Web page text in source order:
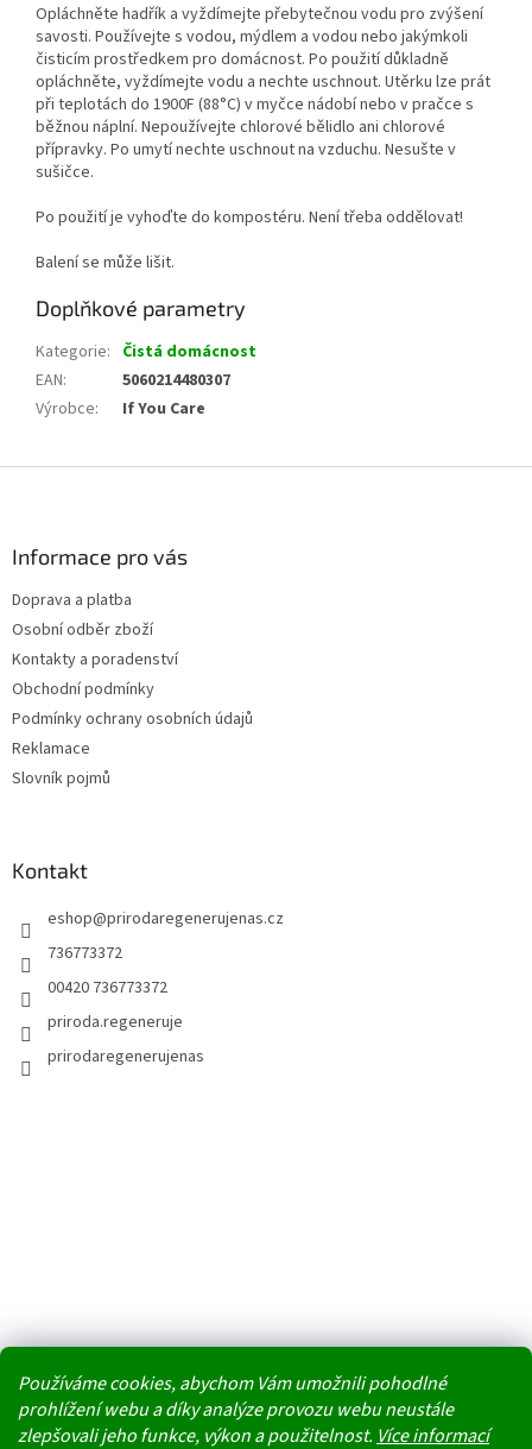
Používáme cookies, abychom Vám umožnili pohodlné
prohlížení webu a díky analýze provozu webu neustále
zlepšovali jeho funkce, výkon a použitelnost. Více informací
Opláchněte hadřík a vyždímejte přebytečnou vodu pro zvýšení
savosti. Používejte s vodou, mýdlem a vodou nebo jakýmkoli
čisticím prostředkem pro domácnost. Po použití důkladně
opláchněte, vyždímejte vodu a nechte uschnout. Utěrku lze prát
při teplotách do 1900F (88°C) v myčce nádobí nebo v pračce s
běžnou náplní. Nepoužívejte chlorové bělidlo ani chlorové
přípravky. Po umytí nechte uschnout na vzduchu. Nesušte v
sušičce.
Po použití je vyhoďte do kompostéru. Není třeba oddělovat!
Balení se může lišit.
Doplňkové parametry
Kategorie: Čistá domácnost
EAN:
5060214480307
Výrobce: If You Care
Informace pro vás
Doprava a platba
Osobní odběr zboží
Kontakty a poradenství
Obchodní podmínky
Podmínky ochrany osobních údajů
Reklamace
Slovník pojmů
Kontakt
eshop@prirodaregenerujenas.cz
736773372
00420 736773372
priroda.regeneruje
prirodaregenerujenas